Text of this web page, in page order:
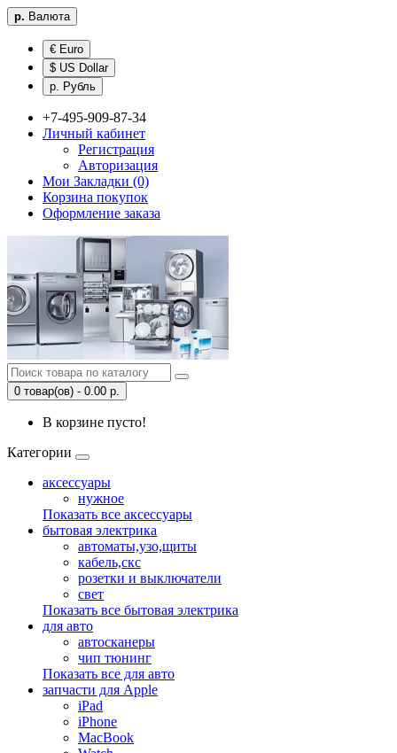
р. Валюта
€ Euro
$ US Dollar
р. Рубль
+7-495-909-87-34
Личный кабинет
Регистрация
Авторизация
Мои Закладки (0)
Корзина покупок
Оформление заказа
0 товар(ов) - 0.00 р.
В корзине пусто!
Категории
аксессуары
нужное
Показать все аксессуары
бытовая электрика
автоматы,узо,щиты
кабель,скс
розетки и выключатели
свет
Показать все бытовая электрика
для авто
автосканеры
чип тюнинг
Показать все для авто
запчасти для Apple
iPad
iPhone
MacBook